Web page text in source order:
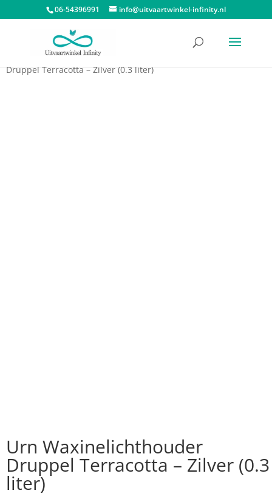
06-54396991 info@uitvaartwinkel-infinity.nl
Urnen/Urn waxinelichthouder
Druppel Terracotta – Zilver (0.3 liter)
Urn Waxinelichthouder
Druppel Terracotta – Zilver (0.3
liter)